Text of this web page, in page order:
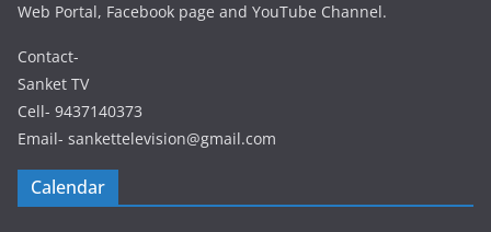
Web Portal, Facebook page and YouTube Channel.
Contact-
Sanket TV
Cell- 9437140373
Email- sankettelevision@gmail.com
Calendar